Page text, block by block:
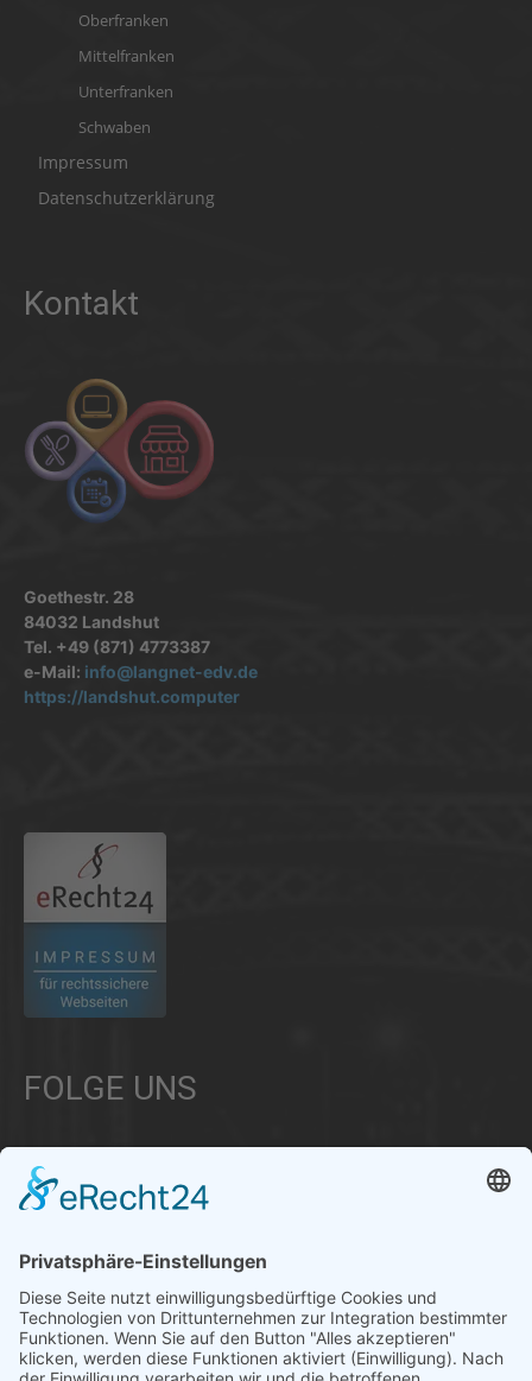
Oberfranken
Mittelfranken
Unterfranken
Schwaben
Impressum
Datenschutzerklärung
Kontakt
Goethestr. 28
84032 Landshut
Tel. +49 (871) 4773387
e-Mail: info@langnet-edv.de
https://landshut.computer
FOLGE UNS
Informationen aus Politik – Wirtschaft – Kultur – Umwelt –
Gesellschaft - Polizei und Feuerwehr – für die Region Bayern